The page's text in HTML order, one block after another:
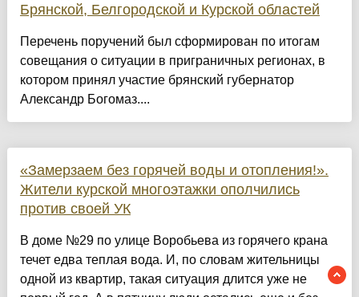
Брянской, Белгородской и Курской областей
Перечень поручений был сформирован по итогам
совещания о ситуации в приграничных регионах, в
котором принял участие брянский губернатор
Александр Богомаз....
«Замерзаем без горячей воды и отопления!».
Жители курской многоэтажки ополчились
против своей УК
В доме №29 по улице Воробьева из горячего крана
течет едва теплая вода. И, по словам жительницы
одной из квартир, такая ситуация длится уже не